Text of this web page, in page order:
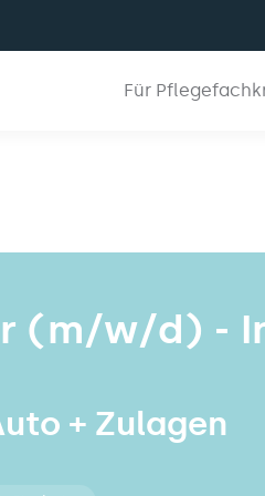
Für
(m/w/d) -
+ Zulagen